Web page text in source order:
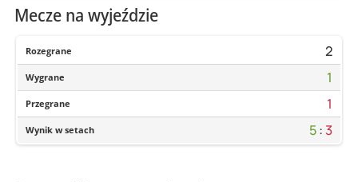
Mecze na wyjeździe
Rozegrane 2
Wygrane 1
Przegrane 1
Wynik w setach 5:3